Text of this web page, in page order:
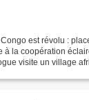
est révolu :
à la coopération
visite un village